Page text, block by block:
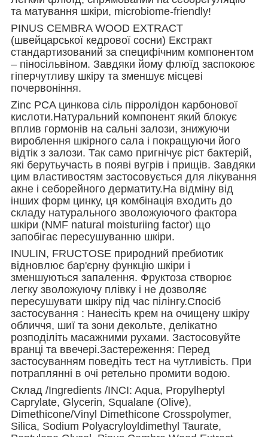
та матування шкіри, microbiome-friendly!
PINUS CEMBRA WOOD EXTRACT
(швейцарської кедрової сосни) Екстракт
стандартизований за специфічним компонентом
– піносільвіном. Завдяки йому флюїд заспокоює
гіперчутливу шкіру та зменшує місцеві
почервоніння.
Zinc PCA цинкова сіль пірролідон карбонової
кислоти.Натуральний компонент який блокує
вплив гормонів на сальні залози, знижуючи
вироблення шкірного сала і покращуючи його
відтік з залози. Так само пригнічує ріст бактерій,
які берутьучасть в появі вугрів і прищів. Завдяки
цим властивостям застосовується для лікування
акне і себорейного дерматиту.На відміну від
інших форм цинку, ця комбінація входить до
складу натурального зволожуючого фактора
шкіри (NMF natural moisturiing factor) що
запобігає пересушуванню шкіри.
INULIN, FRUCTOSE природний пребиотик
відновлює бар'єрну функцію шкіри і
зменшуються запалення. Фруктоза створює
легку зволожуючу плівку і не дозволяє
пересушувати шкіру під час пілінгу.Спосіб
застосування : Нанесіть крем на очищену шкіру
обличчя, шиї та зони декольте, делікатно
розподіліть масажними рухами. Застосовуйте
вранці та ввечері.Застереження: Перед
застосуванням поведіть тест на чутливість. При
потраплянні в очі ретельно промити водою.
Склад /Ingredients /INCI: Aqua, Propylheptyl
Caprylate, Glycerin, Squalane (Olive),
Dimethicone/Vinyl Dimethicone Crosspolymer,
Silica, Sodium Polyacryloyldimethyl Taurate,